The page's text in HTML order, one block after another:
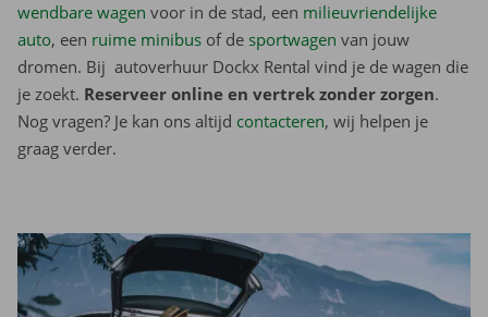
wendbare wagen voor in de stad, een milieuvriendelijke
auto, een ruime minibus of de sportwagen van jouw
dromen. Bij autoverhuur Dockx Rental vind je de wagen die
je zoekt. Reserveer online en vertrek zonder zorgen.
Nog vragen? Je kan ons altijd contacteren, wij helpen je
graag verder.